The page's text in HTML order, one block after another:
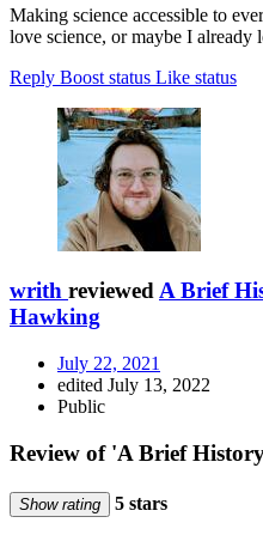
Making science accessible to
love science, or maybe I already
Reply Boost status Like status
writh reviewedA Brief
Hawking
July 22, 2021
edited July 13, 2022
Public
Review of 'A Brief
Show rating 5 stars